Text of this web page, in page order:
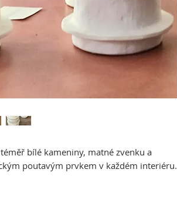
bílé kameniny, matné zvenku a
poutavým prvkem v každém interiéru.